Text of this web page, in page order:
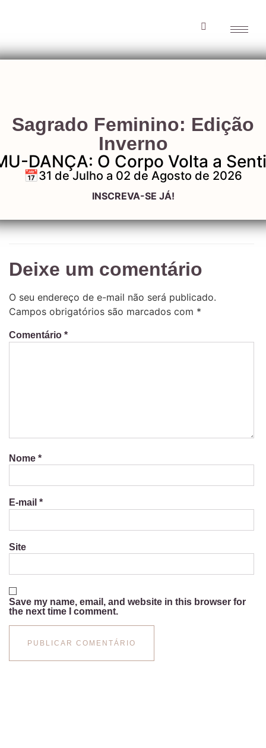
Deixe um comentário
O seu endereço de e-mail não será publicado.
Campos obrigatórios são marcados com *
Comentário *
Nome *
E-mail *
Site
Save my name, email, and website in this browser for
the next time I comment.
Sagrado Feminino: Edição
Inverno
DANÇA: O Corpo Volta a
📅31 de Julho a 02 de Agosto de 2026
INSCREVA-SE JÁ!